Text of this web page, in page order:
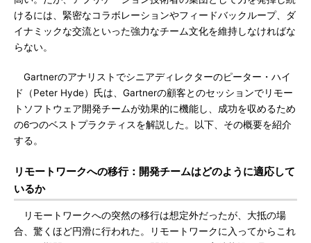
けるには、緊密なコラボレーションやフィードバックループ、ダ
イナミックな交流といった強力なチーム文化を維持しなければな
らない。
Gartnerのアナリストでシニアディレクターのピーター・ハイ
ド（Peter Hyde）氏は、Gartnerの顧客とのセッションでリモー
トソフトウェア開発チームが効果的に機能し、成功を収めるため
の6つのベストプラクティスを解説した。以下、その概要を紹介
する。
リモートワークへの移行：開発チームはどのように適応して
いるか
リモートワークへの突然の移行は想定外だったが、大抵の場
合、驚くほど円滑に行われた。リモートワークに入ってからこれ